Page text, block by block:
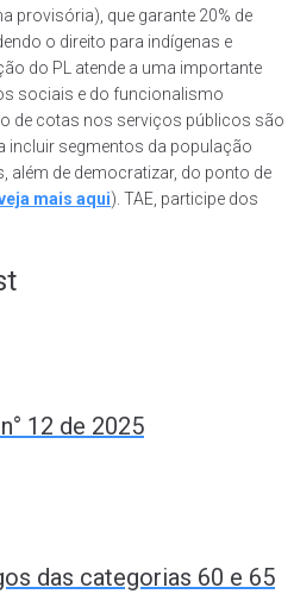
provisória), que garante 20% de
o direito para indígenas e
do PL atende a uma importante
sociais e do funcionalismo
de cotas nos serviços públicos são
incluir segmentos da população
além de democratizar, do ponto de
mais aqui). TAE, participe dos
12 de 2025
das categorias 60 e 65